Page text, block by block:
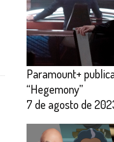
Paramount+
“Hegemony”
7 de agosto de